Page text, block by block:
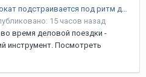
15 часов назад
время деловой поездки -
инструмент. Посмотреть